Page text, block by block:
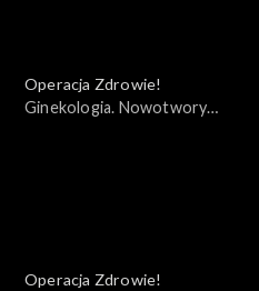
Operacja Zdrowie!
Ginekologia. Nowotwory
Operacja Zdrowie!